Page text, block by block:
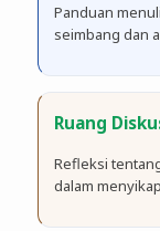
Panduan
seimbang dan
Ruang
Refleksi
dalam